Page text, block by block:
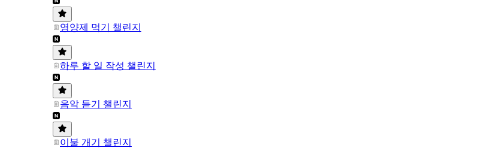
영양제 먹기 챌린지
하루 할 일 작성 챌린지
음악 듣기 챌린지
이불 개기 챌린지